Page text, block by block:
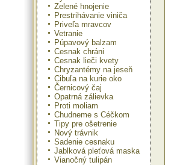
Zelené hnojenie
Prestrihávanie viniča
Priveľa mravcov
Vetranie
Púpavový balzam
Cesnak chráni
Cesnak lieči kvety
Chryzantémy na jeseň
Cibuľa na kurie oko
Černicový čaj
Opatrná zálievka
Proti moliam
Chudneme s Céčkom
Tipy pre ošetrenie
Nový trávnik
Sadenie cesnaku
Jablková pleťová maska
Vianočný tulipán